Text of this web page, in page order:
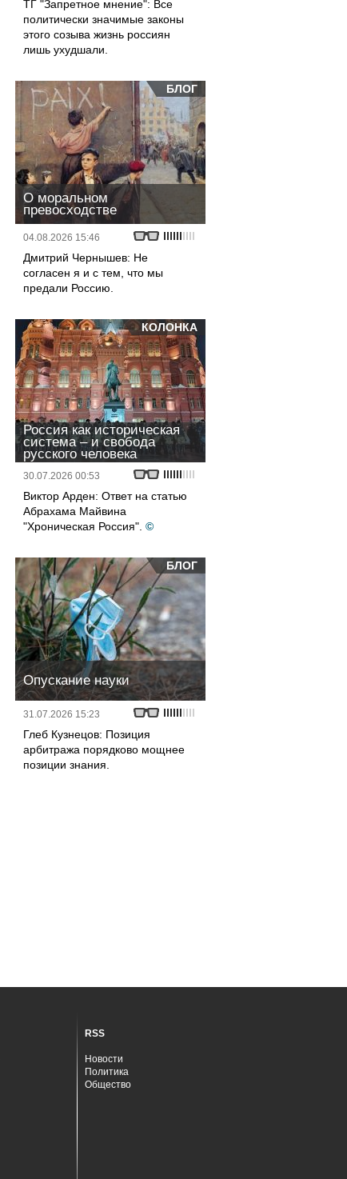
ТГ "Запретное мнение": Все
политически значимые законы
этого созыва жизнь россиян
лишь ухудшали.
БЛОГ
О моральном
превосходстве
04.08.2026 15:46
Дмитрий Чернышев: Не
согласен я и с тем, что мы
предали Россию.
КОЛОНКА
Россия как историческая
система – и свобода
русского человека
30.07.2026 00:53
Виктор Арден: Ответ на статью
Абрахама Майвина
"Хроническая Россия". ©
БЛОГ
Опускание науки
31.07.2026 15:23
Глеб Кузнецов: Позиция
арбитража порядково мощнее
позиции знания.
RSS
Новости
Политика
Общество